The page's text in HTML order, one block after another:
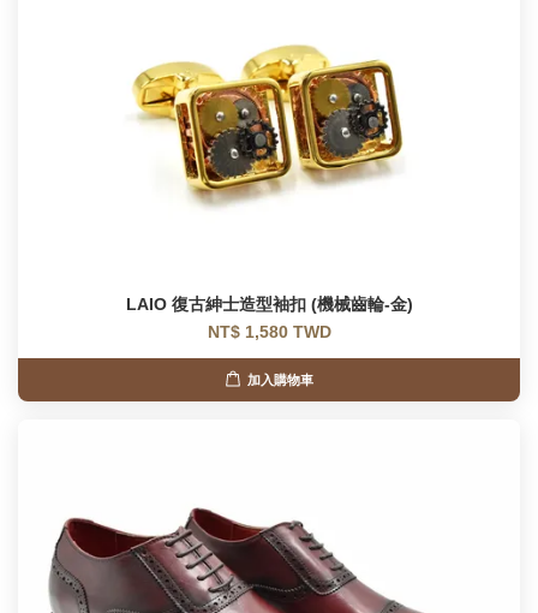
LAIO 復古紳士造型袖扣 (機械齒輪-金)
NT$ 1,580 TWD
加入購物車